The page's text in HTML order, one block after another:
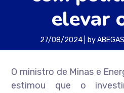
elevar
27/08/2024 by
O ministro de Minas e
estimou que o